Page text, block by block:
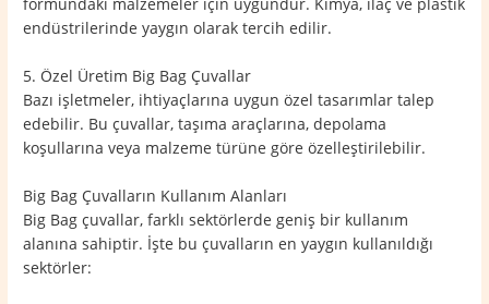
formundaki malzemeler için uygundur. Kimya, ilaç ve plastik
endüstrilerinde yaygın olarak tercih edilir.
5. Özel Üretim Big Bag Çuvallar
Bazı işletmeler, ihtiyaçlarına uygun özel tasarımlar talep
edebilir. Bu çuvallar, taşıma araçlarına, depolama
koşullarına veya malzeme türüne göre özelleştirilebilir.
Big Bag Çuvalların Kullanım Alanları
Big Bag çuvallar, farklı sektörlerde geniş bir kullanım
alanına sahiptir. İşte bu çuvalların en yaygın kullanıldığı
sektörler: